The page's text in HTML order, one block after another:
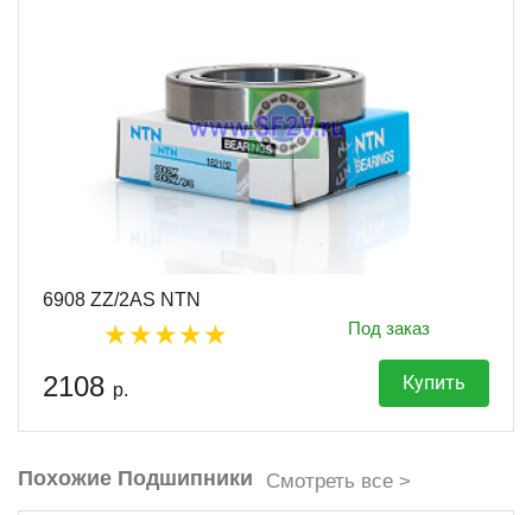
6908 ZZ/2AS NTN
Под заказ
2108 р. Купить
Похожие Подшипники Смотреть все >